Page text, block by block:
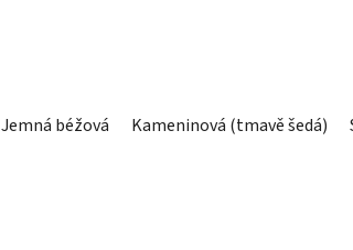
Jemná béžová Kameninová (tmavě šedá)